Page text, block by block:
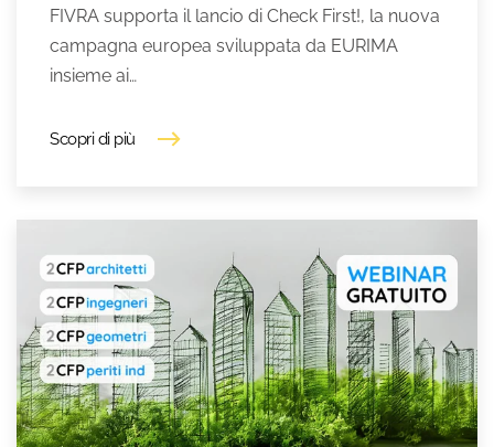
FIVRA supporta il lancio di Check First!, la nuova
campagna europea sviluppata da EURIMA
insieme ai…
Scopri di più